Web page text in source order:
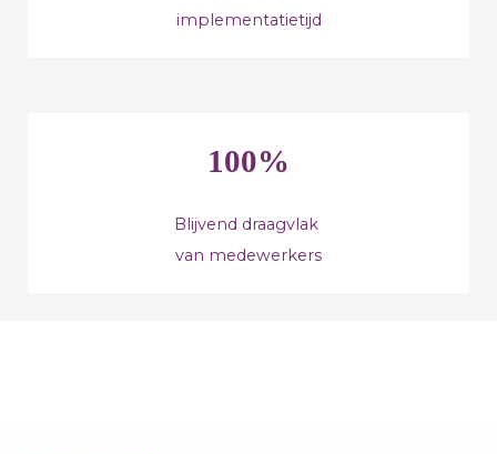
implementatietijd
100%
Blijvend draagvlak
van medewerkers